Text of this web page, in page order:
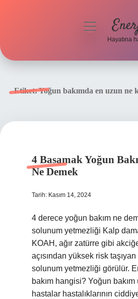
menüyü
Hayatına
Etiket:Yoğun bakımda en uzun ne
4 Basamak Yoğun
Ne Demek
Tarih: Kasım 14, 2024
4 derece yoğun bakım ne
solunum yetmezliği Kalp
KOAH, ağır zatürre gibi
açısından yüksek risk
solunum yetmezliği görülür.
bakım hangisi? Yoğun
hastalar hastalıklarının